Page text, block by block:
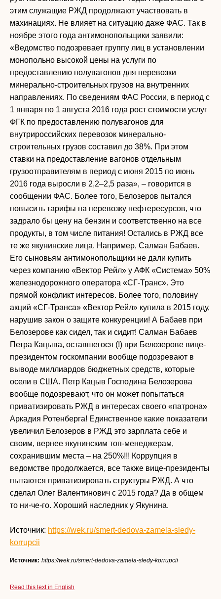
этим служащие РЖД продолжают участвовать в
махинациях. Не влияет на ситуацию даже ФАС. Так в
ноябре этого года антимонопольщики заявили:
«Ведомство подозревает группу лиц в установлении
монопольно высокой цены на услуги по
предоставлению полувагонов для перевозки
минерально-строительных грузов на внутренних
направлениях. По сведениям ФАС России, в период с
1 января по 1 августа 2016 года рост стоимости услуг
ФГК по предоставлению полувагонов для
внутрироссийских перевозок минерально-
строительных грузов составил до 38%. При этом
ставки на предоставление вагонов отдельным
грузоотправителям в период с июня 2015 по июнь
2016 года выросли в 2,2–2,5 раза», – говорится в
сообщении ФАС. Более того, Белозеров пытался
повысить тарифы на перевозку нефтересурсов, что
задрало бы цену на бензин и соответственно на все
продукты, в том числе питания! Остались в РЖД все
те же якунинские лица. Например, Салман Бабаев.
Его сыновьям антимонопольщики не дали купить
через компанию «Вектор Рейл» у АФК «Система» 50%
железнодорожного оператора «СГ-Транс». Это
прямой конфликт интересов. Более того, половину
акций «СГ-Транса» «Вектор Рейл» купила в 2015 году,
нарушив закон о защите конкуренции! А Бабаев при
Белозерове как сидел, так и сидит! Салман Бабаев
Петра Кацыва, оставшегося (!) при Белозерове вице-
президентом госкомпании вообще подозревают в
выводе миллиардов бюджетных средств, которые
осели в США. Петр Кацыв Господина Белозерова
вообще подозревают, что он может попытаться
приватизировать РЖД в интересах своего «патрона»
Аркадия Ротенберга! Единственное какие показатели
увеличил Белозеров в РЖД это зарплата себе и
своим, вернее якунинским топ-менеджерам,
сохранившим места – на 250%!!! Коррупция в
ведомстве продолжается, все также вице-президенты
пытаются приватизировать структуры РЖД. А что
сделал Олег Валентинович с 2015 года? Да в общем
то ни-че-го. Хороший наследник у Якунина.
Источник: https://wek.ru/smert-dedova-zamela-sledy-
korrupcii
Источник: https://wek.ru/smert-dedova-zamela-sledy-korrupcii
Read this text in English